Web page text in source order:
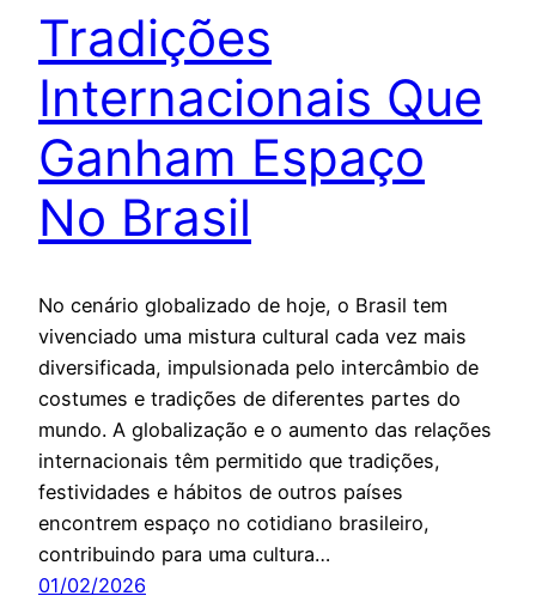
Tradições
Internacionais Que
Ganham Espaço
No Brasil
No cenário globalizado de hoje, o Brasil tem
vivenciado uma mistura cultural cada vez mais
diversificada, impulsionada pelo intercâmbio de
costumes e tradições de diferentes partes do
mundo. A globalização e o aumento das relações
internacionais têm permitido que tradições,
festividades e hábitos de outros países
encontrem espaço no cotidiano brasileiro,
contribuindo para uma cultura…
01/02/2026